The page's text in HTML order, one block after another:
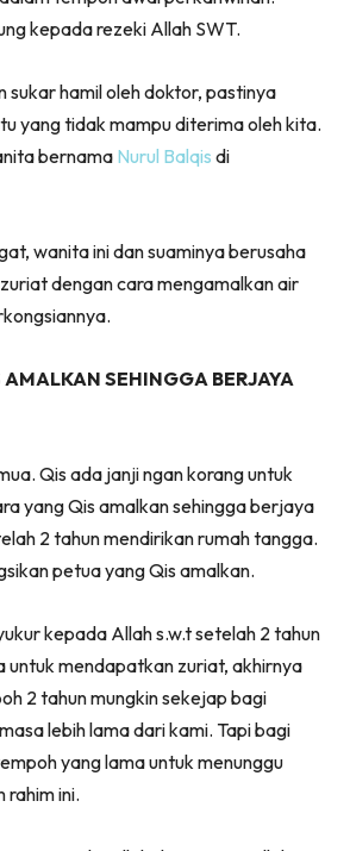
kepada rezeki Allah SWT.
sukar hamil oleh doktor, pastinya
yang tidak mampu diterima oleh kita.
bernama Nurul Balqis di
wanita ini dan suaminya berusaha
dengan cara mengamalkan air
SEHINGGA BERJAYA
Qis ada janji ngan korang untuk
yang Qis amalkan sehingga berjaya
2 tahun mendirikan rumah tangga.
petua yang Qis amalkan.
kepada Allah s.w.t setelah 2 tahun
untuk mendapatkan zuriat, akhirnya
2 tahun mungkin sekejap bagi
lebih lama dari kami. Tapi bagi
yang lama untuk menunggu
rahim ini.